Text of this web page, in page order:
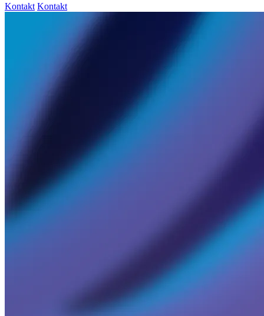
Kontakt Kontakt